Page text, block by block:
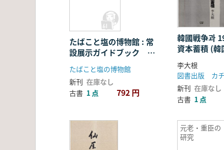
たばこと塩の博物館 : 常
設展示ガイドブック 改
訂
たばこと塩の博物館
新刊 在庫なし
古書 1 点 792 円
韓國戦争과
資本蓄積 (韓
1950年代の
李大根
図書出版 カチ
新刊 在庫なし
古書 1 点
元老・重臣の
研究